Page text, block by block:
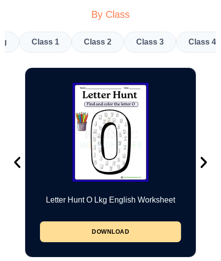
By Class
Class 1 Class 2 Class 3 Class 4
Letter Hunt O Lkg English Worksheet
DOWNLOAD